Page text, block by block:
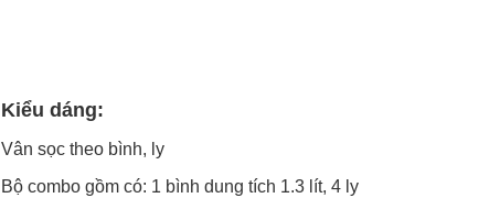
Kiểu dáng:
Vân sọc theo bình, ly
Bộ combo gồm có: 1 bình dung tích 1.3 lít, 4 ly